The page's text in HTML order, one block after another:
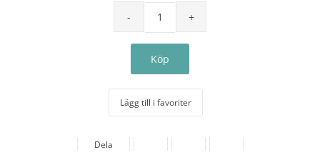
Lägg till i favoriter
Dela